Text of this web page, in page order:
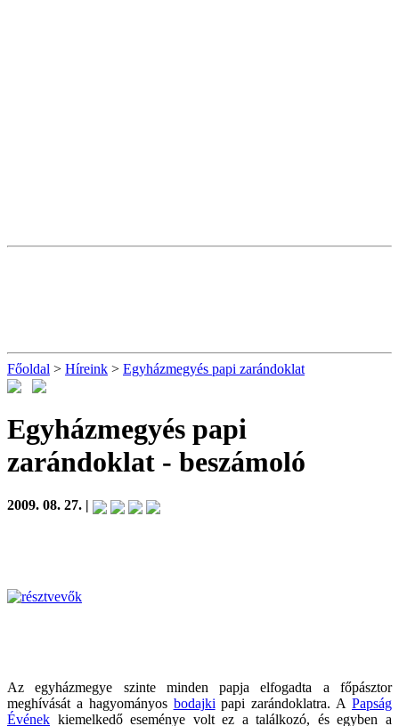
Főoldal > Híreink > Egyházmegyés papi zarándoklat
Egyházmegyés papi
zarándoklat - beszámoló
2009. 08. 27. |
Az egyházmegye szinte minden papja elfogadta a főpásztor
meghívását a hagyományos bodajki papi zarándoklatra. APapság
Évének kiemelkedő eseménye volt ez a találkozó, és egyben a